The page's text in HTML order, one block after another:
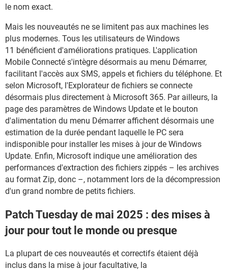
le nom exact.
Mais les nouveautés ne se limitent pas aux machines les
plus modernes. Tous les utilisateurs de Windows
11 bénéficient d'améliorations pratiques. L'application
Mobile Connecté s'intègre désormais au menu Démarrer,
facilitant l'accès aux SMS, appels et fichiers du téléphone. Et
selon Microsoft, l'Explorateur de fichiers se connecte
désormais plus directement à Microsoft 365. Par ailleurs, la
page des paramètres de Windows Update et le bouton
d'alimentation du menu Démarrer affichent désormais une
estimation de la durée pendant laquelle le PC sera
indisponible pour installer les mises à jour de Windows
Update. Enfin, Microsoft indique une amélioration des
performances d'extraction des fichiers zippés – les archives
au format Zip, donc –, notamment lors de la décompression
d'un grand nombre de petits fichiers.
Patch Tuesday de mai 2025 : des mises à
jour pour tout le monde ou presque
La plupart de ces nouveautés et correctifs étaient déjà
inclus dans la mise à jour facultative, la